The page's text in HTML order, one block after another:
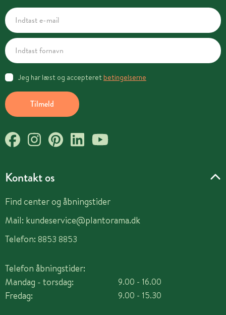
Kontakt os
Find center og åbningstider
Mail: kundeservice@plantorama.dk
Telefon: 8853 8853
Telefon åbningstider:
Mandag - torsdag:
Fredag:
9.00 - 16.00
9.00 - 15.30
Tilmeld
Jeg har læst og accepteret betingelserne